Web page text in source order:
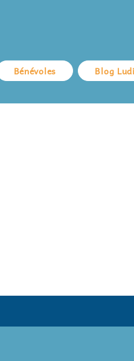
Bénévoles Blog